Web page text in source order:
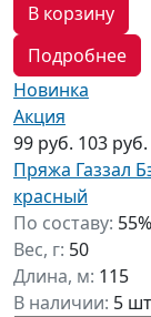
В корзину
Подробнее
Новинка
Акция
99 руб. 103 руб.
Пряжа Газзал
красный
По составу:
Вес, г: 50
Длина, м: 115
В наличии: 5 шт